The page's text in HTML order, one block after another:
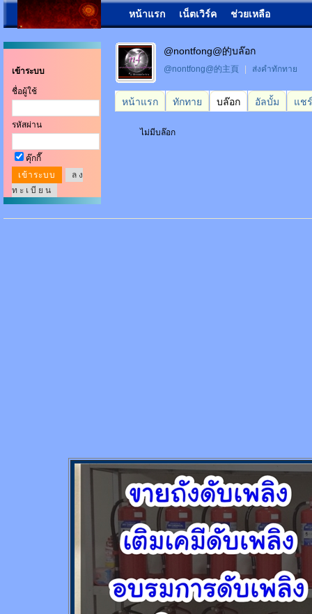
หน้าแรก เน็ตเวิร์ค ช่วยเหลือ
เข้าระบบ
ชื่อผู้ใช้
รหัสผ่าน
คุ๊กกี๊
ล ง
ท ะ เ บี ย น
@nontfong@的บล๊อก
@nontfong@的主頁 ส่งคำทักทาย
หน้าแรก ทักทาย บล๊อก อัลบั้ม แชร์
ไม่มีบล๊อก